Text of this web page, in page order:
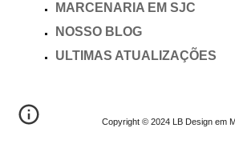
MARCENARIA EM SJC
NOSSO BLOG
ULTIMAS ATUALIZAÇÕES
Copyright © 2024 LB Design em